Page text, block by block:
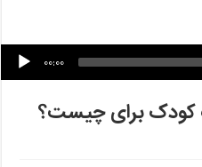
پخش کننده صدا
00:00
کودک برای چیست؟